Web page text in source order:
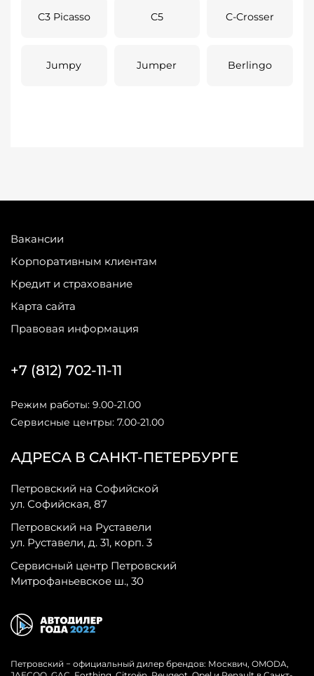
C3 Picasso C5 C-Crosser
Jumpy Jumper Berlingo
Вакансии
Корпоративным клиентам
Кредит и страхование
Карта сайта
Правовая информация
АДРЕСА В САНКТ-ПЕТЕРБУРГЕ
Петровский на Софийской
ул. Софийская, 87
Петровский на Руставели
ул. Руставели, д. 31, корп. 3
Сервисный центр Петровский
Митрофаньевское ш., 30
+7 (812) 702-11-11
Режим работы: 9.00-21.00
Сервисные центры: 7.00-21.00
Петровский − официальный дилер брендов: Москвич, OMODA,